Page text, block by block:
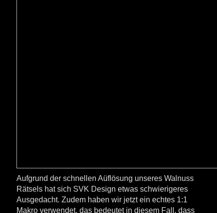
Aufgrund der schnellen Aüflösung unseres Walnuss
Rätsels hat sich SVK Design etwas schwierigeres
Ausgedacht. Zudem haben wir jetzt ein echtes 1:1
Makro verwendet, das bedeutet in diesem Fall, dass